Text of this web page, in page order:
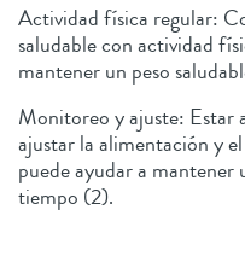
Actividad física regular:
saludable con actividad
mantener un peso
Monitoreo y ajuste: Estar
ajustar la alimentación y
puede ayudar a mantener
tiempo (2).